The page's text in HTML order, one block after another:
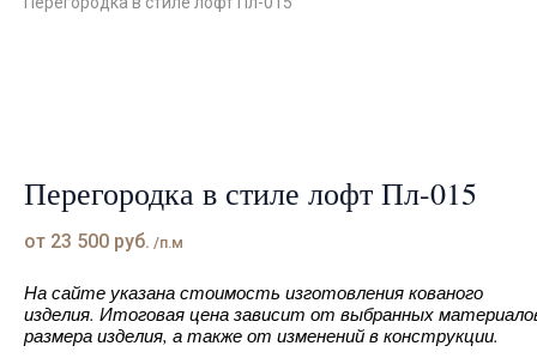
Перегородка в стиле лофт Пл-015
от 23 500 руб. /п.м
На сайте указана стоимость изготовления кованого
изделия. Итоговая цена зависит от выбранных
размера изделия, а также от изменений в конструкции.